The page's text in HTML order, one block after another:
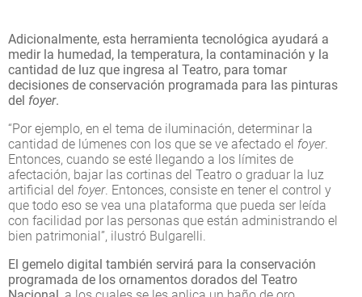
Adicionalmente, esta herramienta tecnológica ayudará a
medir la humedad, la temperatura, la contaminación y la
cantidad de luz que ingresa al Teatro, para tomar
decisiones de conservación programada para las pinturas
del foyer.
“Por ejemplo, en el tema de iluminación, determinar la
cantidad de lúmenes con los que se ve afectado el foyer.
Entonces, cuando se esté llegando a los límites de
afectación, bajar las cortinas del Teatro o graduar la luz
artificial del foyer. Entonces, consiste en tener el control y
que todo eso se vea una plataforma que pueda ser leída
con facilidad por las personas que están administrando el
bien patrimonial”, ilustró Bulgarelli.
El gemelo digital también servirá para la conservación
programada de los ornamentos dorados del Teatro